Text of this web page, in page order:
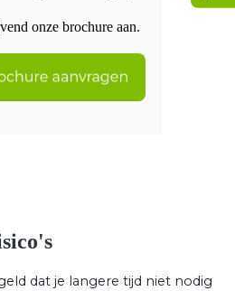
onze brochure aan.
dat je langere tijd niet nodig